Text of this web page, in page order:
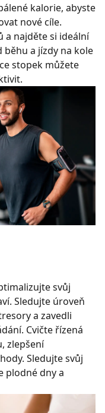
kalorie, abyste
nové cíle.
a najděte si ideální
a jízdy na kole
stopek můžete
svůj
Sledujte úroveň
a zavedli
Cvičte řízená
zlepšení
Sledujte svůj
plodné dny a